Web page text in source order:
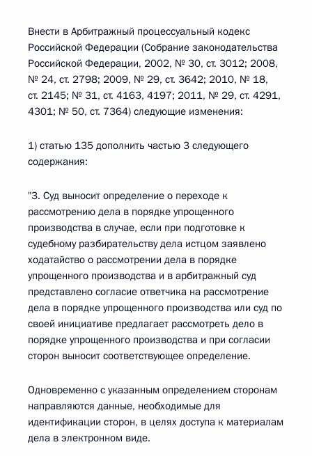
Внести в Арбитражный процессуальный кодекс
Российской Федерации (Собрание законодательства
Российской Федерации, 2002, № 30, ст. 3012; 2008,
№ 24, ст. 2798; 2009, № 29, ст. 3642; 2010, № 18,
ст. 2145; № 31, ст. 4163, 4197; 2011, № 29, ст. 4291,
4301; № 50, ст. 7364) следующие изменения:
1) статью 135 дополнить частью 3 следующего
содержания:
"3. Суд выносит определение о переходе к
рассмотрению дела в порядке упрощенного
производства в случае, если при подготовке к
судебному разбирательству дела истцом заявлено
ходатайство о рассмотрении дела в порядке
упрощенного производства и в арбитражный суд
представлено согласие ответчика на рассмотрение
дела в порядке упрощенного производства или суд по
своей инициативе предлагает рассмотреть дело в
порядке упрощенного производства и при согласии
сторон выносит соответствующее определение.
Одновременно с указанным определением сторонам
направляются данные, необходимые для
идентификации сторон, в целях доступа к материалам
дела в электронном виде.